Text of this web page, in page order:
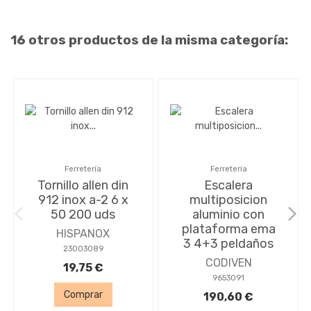
16 otros productos de la misma categoría:
Ferretería
Tornillo allen din
912 inox a-2 6 x
50 200 uds
HISPANOX
23003089
19,75 €
Comprar
Ferretería
Escalera
multiposicion
aluminio con
plataforma ema
3 4+3 peldaños
CODIVEN
9653091
190,60 €